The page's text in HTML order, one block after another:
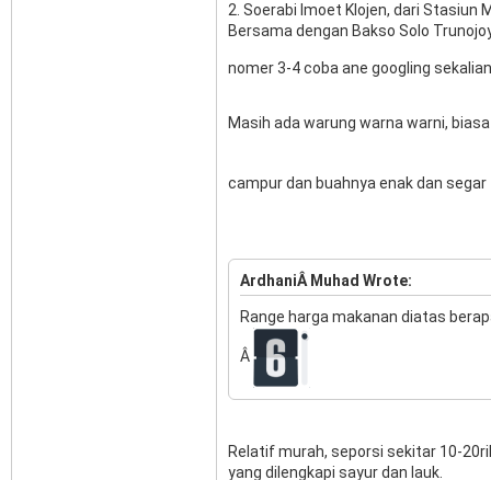
2. Soerabi Imoet Klojen, dari Stasiun
Bersama dengan Bakso Solo
nomer 3-4 coba ane googling
Masih ada warung warna warni,
campur dan buahnya enak dan segar
ArdhaniÂ Muhad Wrote:
Range harga makanan diatas
Â
Relatif murah, seporsi sekitar 10-
yang dilengkapi sayur dan lauk.